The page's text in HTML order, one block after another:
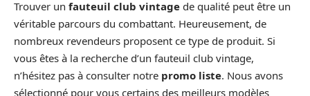
Trouver un fauteuil club vintage de qualité peut être un
véritable parcours du combattant. Heureusement, de
nombreux revendeurs proposent ce type de produit. Si
vous êtes à la recherche d’un fauteuil club vintage,
n’hésitez pas à consulter notre promo liste. Nous avons
sélectionné pour vous certains des meilleurs modèles